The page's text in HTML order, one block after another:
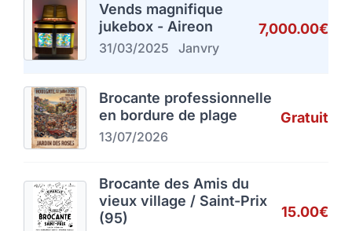
Vends magnifique
jukebox - Aireon
31/03/2025 Janvry
7,000.00€
Brocante professionnelle
en bordure de plage
13/07/2026
Gratuit
Brocante des Amis du
vieux village / Saint-Prix
(95)
15.00€